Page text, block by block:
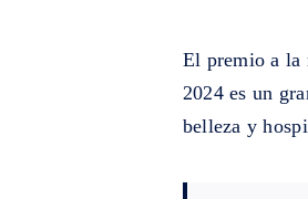
El premio a la
2024 es un
belleza y